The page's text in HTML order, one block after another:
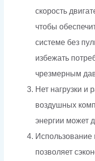
скорость
чтобы
системе без
избежать
чрезмерным
Нет нагрузки и
воздушных
энергии может
Использование
позволяет